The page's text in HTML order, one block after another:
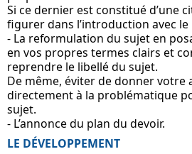
Si ce dernier est constitué d’une
figurer dans l’introduction avec le
- La reformulation du sujet en
en vos propres termes clairs et
reprendre le libellé du sujet.
De même, éviter de donner votre
directement à la problématique
sujet.
- L’annonce du plan du devoir.
LE DÉVELOPPEMENT